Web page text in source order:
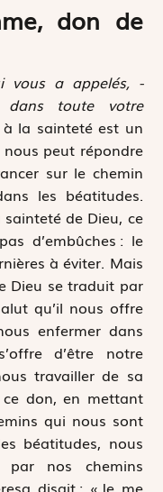
don de
vous a appelés,
dans toute votre
la sainteté est un
peut répondre
sur le chemin
les béatitudes.
de Dieu, ce
d’embûches : le
à éviter. Mais
Dieu se traduit par
qu’il nous offre
enfermer dans
d’être notre
travailler de sa
don, en mettant
qui nous sont
béatitudes, nous
par nos chemins